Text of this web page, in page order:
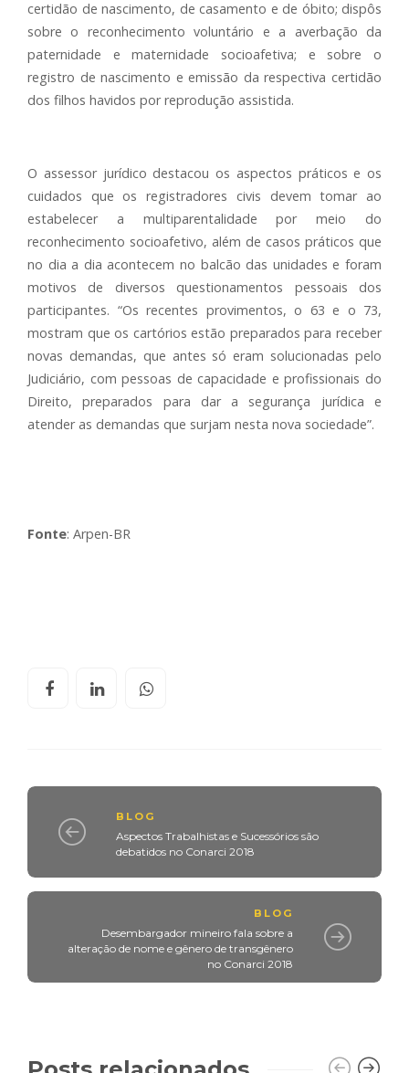
certidão de nascimento, de casamento e de óbito; dispôs
sobre o reconhecimento voluntário e a averbação da
paternidade e maternidade socioafetiva; e sobre o
registro de nascimento e emissão da respectiva certidão
dos filhos havidos por reprodução assistida.
O assessor jurídico destacou os aspectos práticos e os
cuidados que os registradores civis devem tomar ao
estabelecer a multiparentalidade por meio do
reconhecimento socioafetivo, além de casos práticos que
no dia a dia acontecem no balcão das unidades e foram
motivos de diversos questionamentos pessoais dos
participantes. “Os recentes provimentos, o 63 e o 73,
mostram que os cartórios estão preparados para receber
novas demandas, que antes só eram solucionadas pelo
Judiciário, com pessoas de capacidade e profissionais do
Direito, preparados para dar a segurança jurídica e
atender as demandas que surjam nesta nova sociedade”.
Fonte: Arpen-BR
BLOG
Aspectos Trabalhistas e Sucessórios são
debatidos no Conarci 2018
BLOG
Desembargador mineiro fala sobre a
alteração de nome e gênero de transgênero
no Conarci 2018